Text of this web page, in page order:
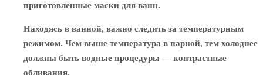
приготовленные маски для ванн.
Находясь в ванной, важно следить за температурным
режимом. Чем выше температура в парной, тем холоднее
должны быть водные процедуры — контрастные
обливания.